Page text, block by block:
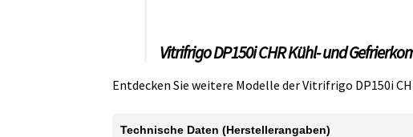
Vitrifrigo DP150i CHR Kühl- und
Entdecken Sie weitere Modelle der Vitrifrigo DP150i
Technische Daten (Herstellerangaben)